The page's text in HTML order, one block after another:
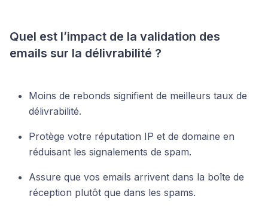
Quel est l’impact de la validation des
emails sur la délivrabilité ?
Moins de rebonds signifient de meilleurs taux de
délivrabilité.
Protège votre réputation IP et de domaine en
réduisant les signalements de spam.
Assure que vos emails arrivent dans la boîte de
réception plutôt que dans les spams.